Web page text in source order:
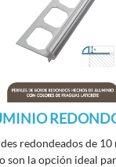
redondeados de 10
son la opción ideal